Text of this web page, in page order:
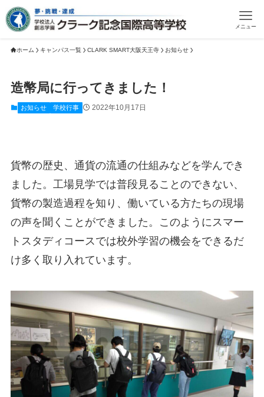
メニュー
ホーム キャンパス一覧 CLARK SMART大阪天王寺 お知らせ
造幣局に行ってきました！
お知らせ 学校行事 2022年10月17日
貨幣の歴史、通貨の流通の仕組みなどを学んでき
ました。工場見学では普段見ることのできない、
貨幣の製造過程を知り、働いている方たちの現場
の声を聞くことができました。このようにスマー
トスタディコースでは校外学習の機会をできるだ
け多く取り入れています。